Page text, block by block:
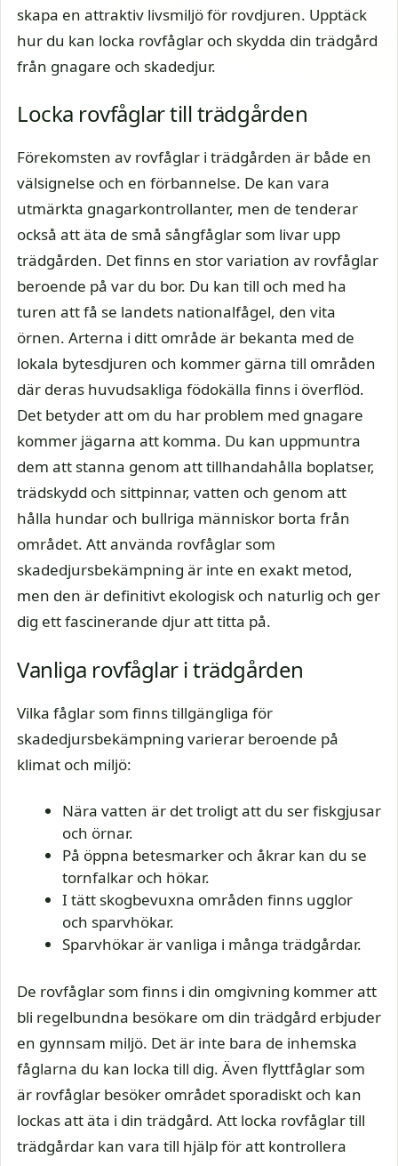
skapa en attraktiv livsmiljö för rovdjuren. Upptäck
hur du kan locka rovfåglar och skydda din trädgård
från gnagare och skadedjur.
Locka rovfåglar till trädgården
Förekomsten av rovfåglar i trädgården är både en
välsignelse och en förbannelse. De kan vara
utmärkta gnagarkontrollanter, men de tenderar
också att äta de små sångfåglar som livar upp
trädgården. Det finns en stor variation av rovfåglar
beroende på var du bor. Du kan till och med ha
turen att få se landets nationalfågel, den vita
örnen. Arterna i ditt område är bekanta med de
lokala bytesdjuren och kommer gärna till områden
där deras huvudsakliga födokälla finns i överflöd.
Det betyder att om du har problem med gnagare
kommer jägarna att komma. Du kan uppmuntra
dem att stanna genom att tillhandahålla boplatser,
trädskydd och sittpinnar, vatten och genom att
hålla hundar och bullriga människor borta från
området. Att använda rovfåglar som
skadedjursbekämpning är inte en exakt metod,
men den är definitivt ekologisk och naturlig och ger
dig ett fascinerande djur att titta på.
Vanliga rovfåglar i trädgården
Vilka fåglar som finns tillgängliga för
skadedjursbekämpning varierar beroende på
klimat och miljö:
Nära vatten är det troligt att du ser fiskgjusar
och örnar.
På öppna betesmarker och åkrar kan du se
tornfalkar och hökar.
I tätt skogbevuxna områden finns ugglor
och sparvhökar.
Sparvhökar är vanliga i många trädgårdar.
De rovfåglar som finns i din omgivning kommer att
bli regelbundna besökare om din trädgård erbjuder
en gynnsam miljö. Det är inte bara de inhemska
fåglarna du kan locka till dig. Även flyttfåglar som
är rovfåglar besöker området sporadiskt och kan
lockas att äta i din trädgård. Att locka rovfåglar till
trädgårdar kan vara till hjälp för att kontrollera